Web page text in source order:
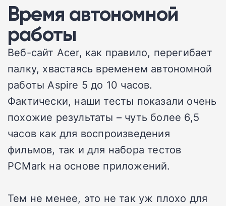
Время автономной
работы
Веб-сайт Acer, как правило, перегибает
палку, хвастаясь временем автономной
работы Aspire 5 до 10 часов.
Фактически, наши тесты показали очень
похожие результаты – чуть более 6,5
часов как для воспроизведения
фильмов, так и для набора тестов
PCMark на основе приложений.
Тем не менее, это не так уж плохо для